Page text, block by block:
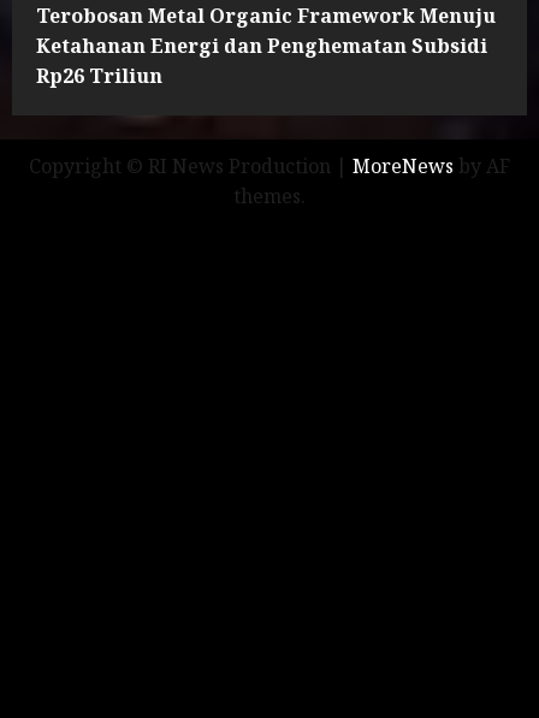
Terobosan Metal Organic Framework Menuju
Ketahanan Energi dan Penghematan Subsidi
Rp26 Triliun
Copyright © RI News Production | MoreNews by AF
themes.